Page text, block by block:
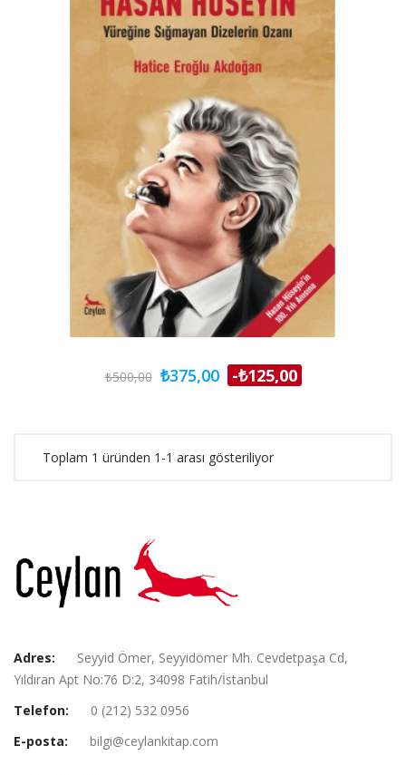
₺500,00 ₺375,00 -₺125,00
Toplam 1 üründen 1-1 arası gösteriliyor
Adres:
Seyyid Ömer, Seyyidömer Mh. Cevdetpaşa Cd,
Yıldıran Apt No:76 D:2, 34098 Fatih/İstanbul
Telefon:
0 (212) 532 0956
E-posta:
bilgi@ceylankitap.com